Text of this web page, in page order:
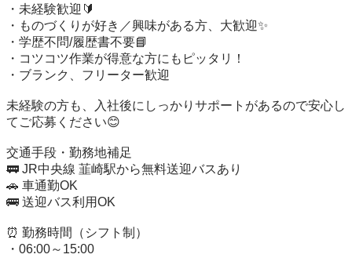
・未経験歓迎🔰
・ものづくりが好き／興味がある方、大歓迎✨
・学歴不問/履歴書不要📘
・コツコツ作業が得意な方にもピッタリ！
・ブランク、フリーター歓迎
未経験の方も、入社後にしっかりサポートがあるので安心し
てご応募ください😊
交通手段・勤務地補足
🚃 JR中央線 韮崎駅から無料送迎バスあり
🚗 車通勤OK
🚌 送迎バス利用OK
⏰ 勤務時間（シフト制）
・06:00～15:00